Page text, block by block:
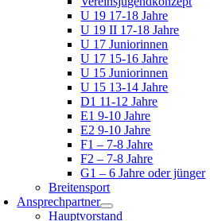
U 19 17-18 Jahre
U 19 II 17-18 Jahre
U 17 Juniorinnen
U 17 15-16 Jahre
U 15 Juniorinnen
U 15 13-14 Jahre
D1 11-12 Jahre
E1 9-10 Jahre
E2 9-10 Jahre
F1 – 7-8 Jahre
F2 – 7-8 Jahre
G1 – 6 Jahre oder jünger
Breitensport
Ansprechpartner
Hauptvorstand